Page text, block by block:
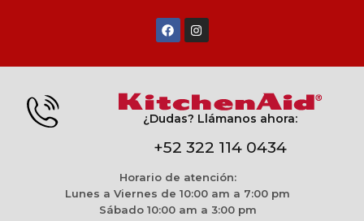
¿Dudas? Llámanos ahora:
+52 322 114 0434
Horario de atención:
Lunes a Viernes de 10:00 am a 7:00 pm
Sábado 10:00 am a 3:00 pm